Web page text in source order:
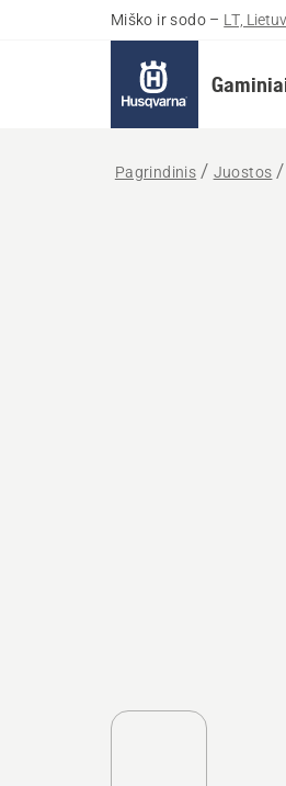
Miško ir sodo – LT,
Pagrindinis Juostos